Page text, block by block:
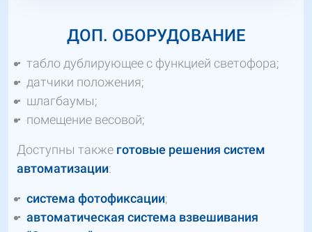
ДОП. ОБОРУДОВАНИЕ
табло дублирующее с функцией светофора;
датчики положения;
шлагбаумы;
помещение весовой;
Доступны также готовые решения систем
автоматизации:
система фотофиксации;
автоматическая система взвешивания